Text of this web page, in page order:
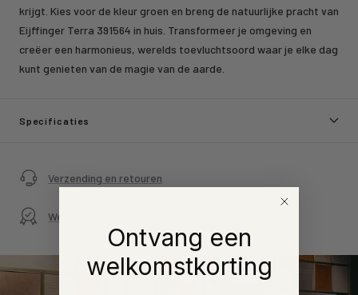
krijgt. Kies voor de kleur groen en breng de natuurlijke pracht van
Eijffinger Terra 391564 in huis. Transformeer je omgeving en
creëer een harmonieus, werelds toevluchtsoord waar je elke dag
kunt genieten van de magie van de aarde.
Specificaties
Verzending en retouren
Webwinkelkeur
Ontvang een
welkomstkorting